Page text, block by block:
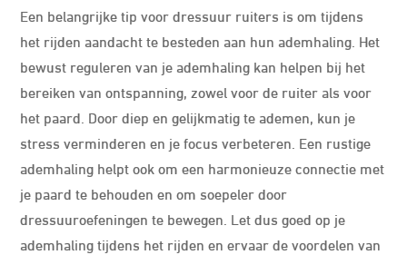
Een belangrijke tip voor dressuur ruiters is om tijdens
het rijden aandacht te besteden aan hun ademhaling. Het
bewust reguleren van je ademhaling kan helpen bij het
bereiken van ontspanning, zowel voor de ruiter als voor
het paard. Door diep en gelijkmatig te ademen, kun je
stress verminderen en je focus verbeteren. Een rustige
ademhaling helpt ook om een harmonieuze connectie met
je paard te behouden en om soepeler door
dressuuroefeningen te bewegen. Let dus goed op je
ademhaling tijdens het rijden en ervaar de voordelen van